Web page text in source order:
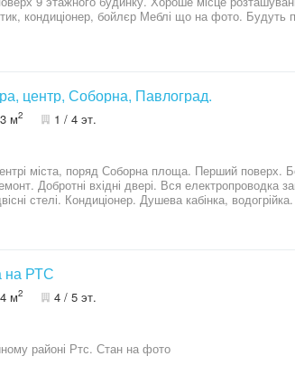
гарному стані. Вікна пластик, кондиціонер,
центр, Соборна, Павлоград.
м2 1 / 4 эт.
площа. Перший поверх. Без балкону. Житловий стан. Потрібен
вхідні двері. Вся електропроводка замінена. Індивідуальне
стелі. Кондиціонер. Душева кабінка,
Звязок бажано по телефону.
на РТС
м2 4 / 5 эт.
районі Ртс. Стан на фото